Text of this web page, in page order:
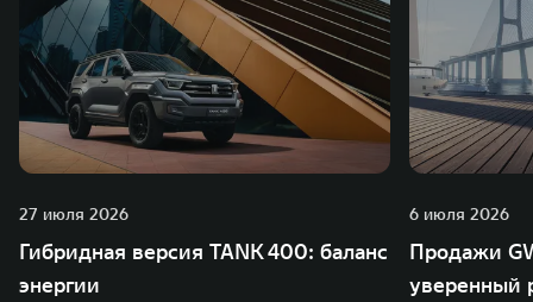
27 июля 2026
Гибридная версия TANK 400: баланс
энергии
6 июля 2026
Продажи
уверенный